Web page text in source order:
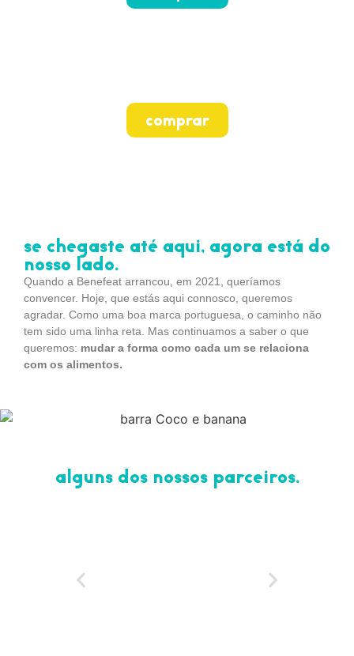
comprar
se chegaste até aqui, agora está do
nosso lado.
Quando a Benefeat arrancou, em 2021, queríamos
convencer. Hoje, que estás aqui connosco, queremos
agradar. Como uma boa marca portuguesa, o caminho não
tem sido uma linha reta. Mas continuamos a saber o que
queremos: mudar a forma como cada um se relaciona
com os alimentos.
alguns dos nossos parceiros.